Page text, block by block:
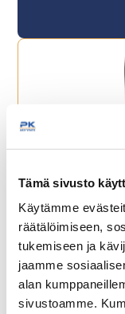
Tämä sivusto
Käytämme
räätälöimiseen,
tukemiseen ja
jaamme
alan
sivustoamme.